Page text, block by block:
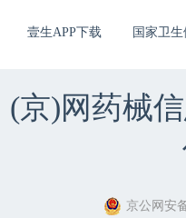
壹生APP下载 国家卫
(京)网药械
京公网安